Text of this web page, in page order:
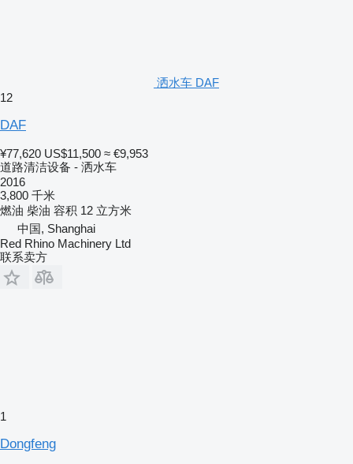
洒水车 DAF
12
DAF
¥77,620 US$11,500 ≈ €9,953
道路清洁设备 - 洒水车
2016
3,800 千米
燃油 柴油 容积 12 立方米
中国, Shanghai
Red Rhino Machinery Ltd
联系卖方
1
Dongfeng